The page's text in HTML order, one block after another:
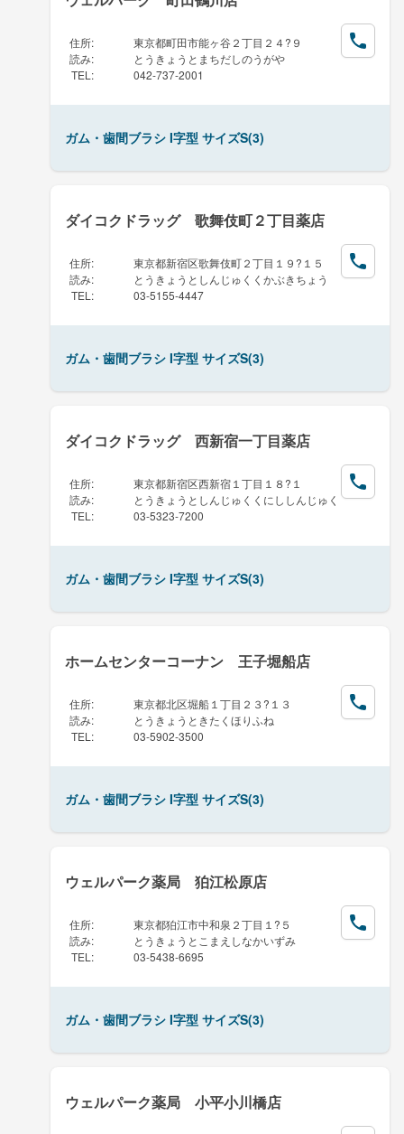
住所:
東京都町田市能ヶ谷２丁目２４?９
読み:
とうきょうとまちだしのうがや
TEL : 042-737-2001
ガム・歯間ブラシ I字型 サイズS(3)
ダイコクドラッグ 歌舞伎町２丁目薬店
住所:
東京都新宿区歌舞伎町２丁目１９?１５
読み:
とうきょうとしんじゅくくかぶきちょう
TEL : 03-5155-4447
ガム・歯間ブラシ I字型 サイズS(3)
ダイコクドラッグ 西新宿一丁目薬店
住所:
東京都新宿区西新宿１丁目１８?１
読み:
とうきょうとしんじゅくくにししんじゅく
TEL : 03-5323-7200
ガム・歯間ブラシ I字型 サイズS(3)
ホームセンターコーナン 王子堀船店
住所:
東京都北区堀船１丁目２３?１３
読み:
とうきょうときたくほりふね
TEL : 03-5902-3500
ガム・歯間ブラシ I字型 サイズS(3)
ウェルパーク薬局 狛江松原店
住所:
東京都狛江市中和泉２丁目１?５
読み:
とうきょうとこまえしなかいずみ
TEL : 03-5438-6695
ガム・歯間ブラシ I字型 サイズS(3)
ウェルパーク薬局 小平小川橋店